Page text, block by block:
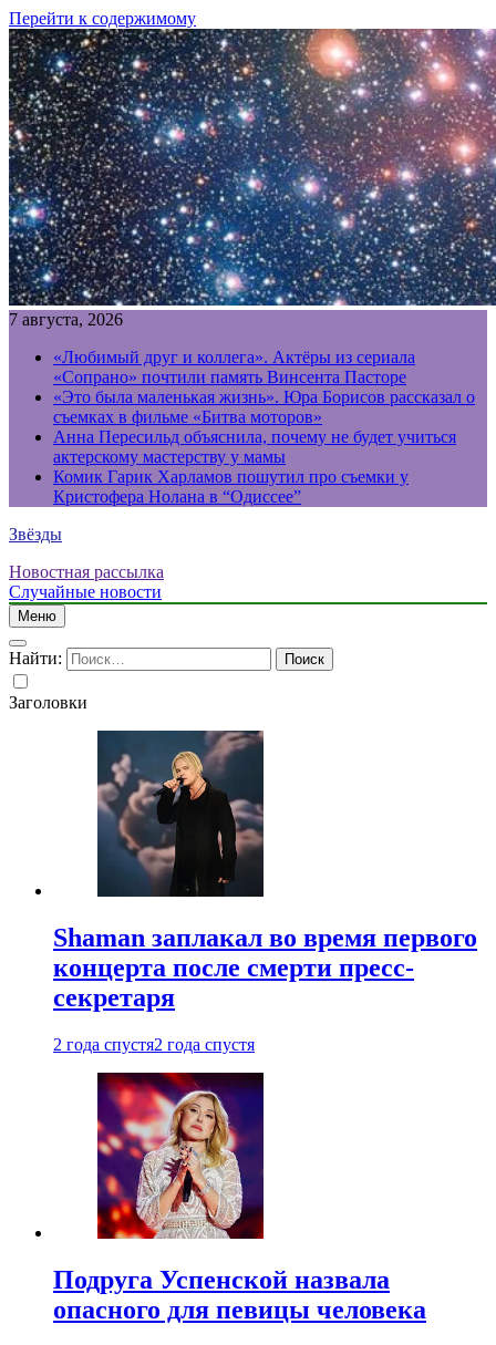
Перейти к содержимому
7 августа, 2026
«Любимый друг и коллега». Актёры из сериала
«Сопрано» почтили память Винсента Пасторе
«Это была маленькая жизнь». Юра Борисов рассказал о
съемках в фильме «Битва моторов»
Анна Пересильд объяснила, почему не будет учиться
актерскому мастерству у мамы
Комик Гарик Харламов пошутил про съемки у
Кристофера Нолана в “Одиссее”
Звёзды
Новостная рассылка
Случайные новости
Меню
Найти:
Заголовки
Shaman заплакал во время первого
концерта после смерти пресс-
секретаря
2 года спустя2 года спустя
Подруга Успенской назвала
опасного для певицы человека